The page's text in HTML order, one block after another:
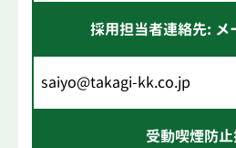
採用担当者連絡先: メ
saiyo@takagi-kk.co.jp
受動喫煙防